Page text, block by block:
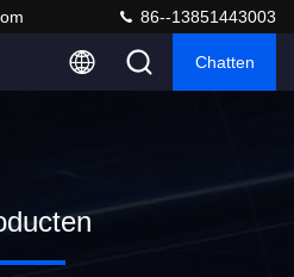
86--13851443003
Chatten